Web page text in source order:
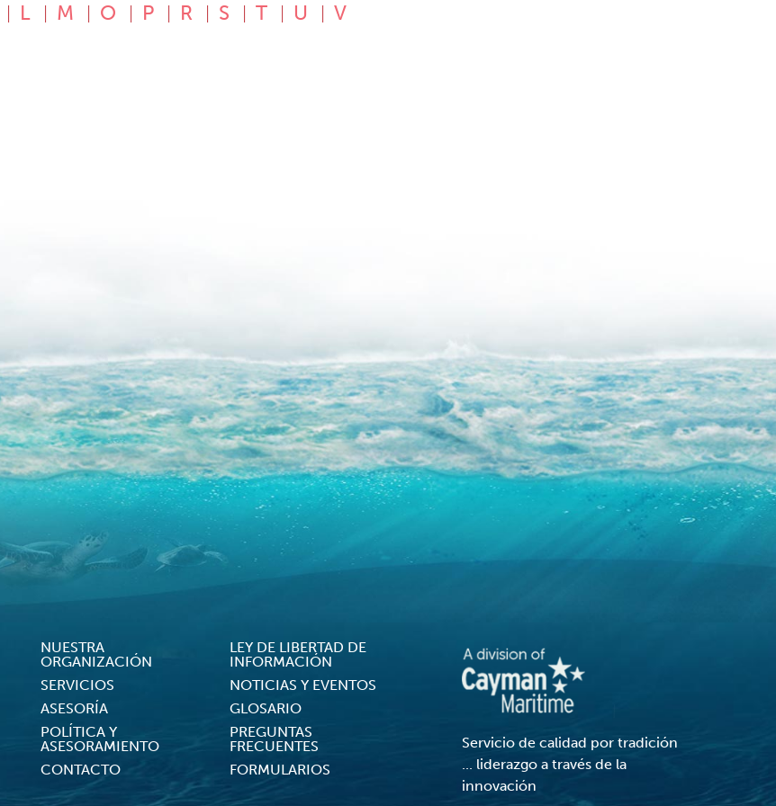
L M O P R S T U V
Footer Menu
NUESTRA
ORGANIZACIÓN
LEY DE LIBERTAD DE
INFORMACIÓN
SERVICIOS
NOTICIAS Y EVENTOS
ASESORÍA
GLOSARIO
POLÍTICA Y
ASESORAMIENTO
PREGUNTAS
FRECUENTES
CONTACTO
FORMULARIOS
Servicio de calidad por tradición
... liderazgo a través de la
innovación